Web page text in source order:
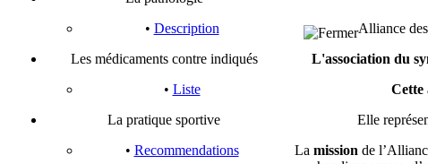
• Description
Les médicaments contre indiqués
• Liste
La pratique sportive
• Recommendations
Alliance
L'association du
Cette
Elle
La mission de